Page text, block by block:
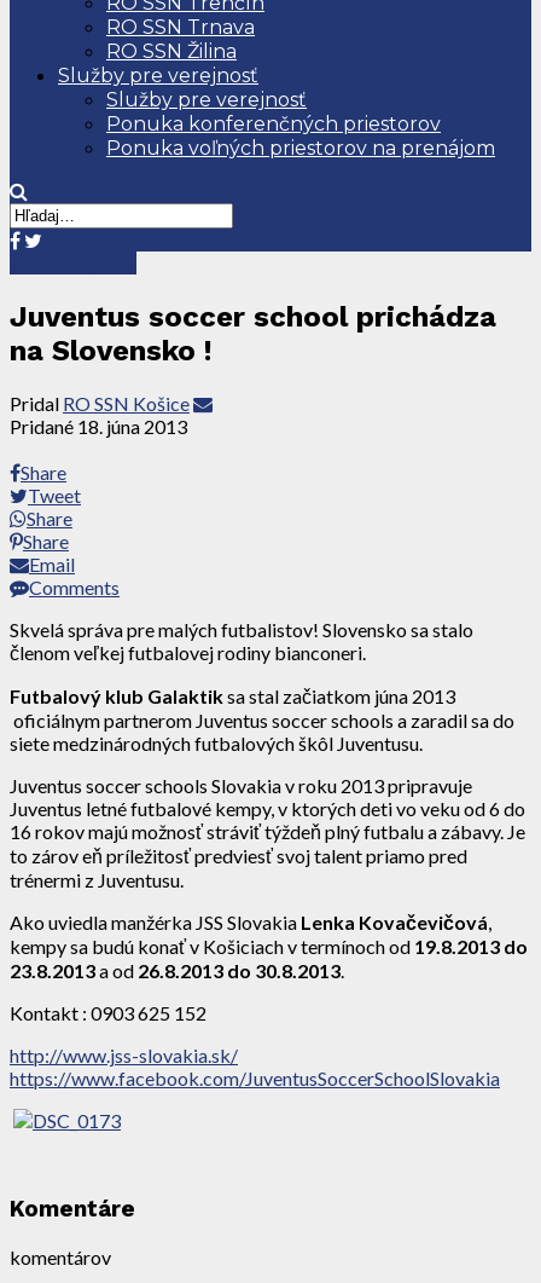
RO SSN Trnava
RO SSN Žilina
Služby pre verejnosť
Služby pre verejnosť
Ponuka konferenčných priestorov
Ponuka voľných priestorov na prenájom
Juventus soccer school prichádza
na Slovensko !
Pridal RO SSN Košice
Pridané 18. júna 2013
Share
Tweet
Share
Share
Email
Comments
Skvelá správa pre malých futbalistov! Slovensko sa stalo
členom veľkej futbalovej rodiny bianconeri.
Futbalový klub Galaktiksa stal začiatkom júna 2013
oficiálnym partnerom Juventus soccer schools a zaradil sa do
siete medzinárodných futbalových škôl Juventusu.
Juventus soccer schools Slovakia v roku 2013 pripravuje
Juventus letné futbalové kempy, v ktorých deti vo veku od 6 do
16 rokov majú možnosť stráviť týždeň plný futbalu a zábavy. Je
to zárov eň príležitosť predviesť svoj talent priamo pred
trénermi z Juventusu.
Ako uviedla manžérka JSS Slovakia Lenka Kovačevičová
kempy sa budú konať v Košiciach v termínoch od 19.8.2013 do
23.8.2013a od 26.8.2013 do 30.8.2013
Kontakt : 0903 625 152
http://www.jss-slovakia.sk/
https://www.facebook.com/JuventusSoccerSchoolSlovakia
Komentáre
komentárov